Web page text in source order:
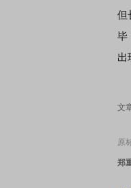
但
毕
出
文
原
郑